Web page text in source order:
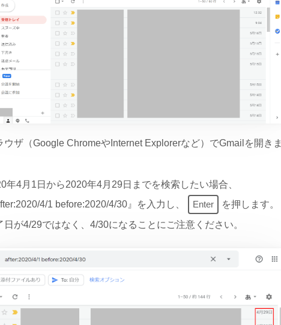
ウザ（Google ChromeやInternet Explorerなど）でGmailを開きま
年4月1日から2020年4月29日までを検索したい場合、
4/1 before:2020/4/30』を入力し、
Enter
を押します。
日が4/29ではなく、4/30になることにご注意ください。